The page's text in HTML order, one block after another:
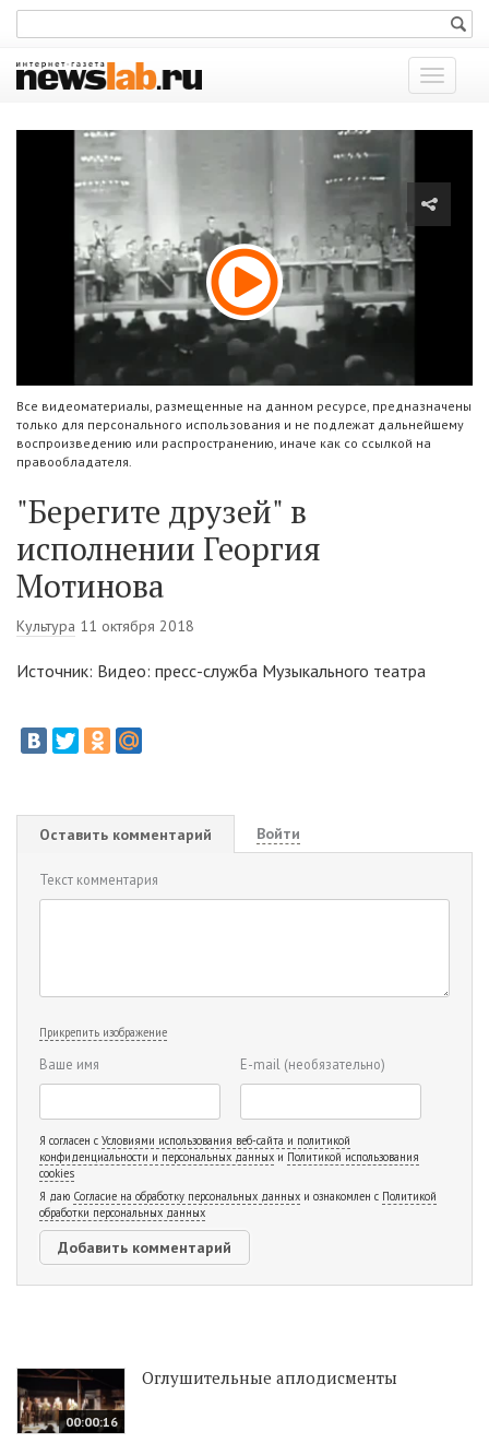
Показать
меню
Все видеоматериалы, размещенные на данном ресурсе, предназначены
только для персонального использования и не подлежат дальнейшему
воспроизведению или распространению, иначе как со ссылкой на
правообладателя.
"Берегите друзей" в
исполнении Георгия
Мотинова
Культура 11 октября 2018
Источник: Видео: пресс-служба Музыкального театра
Оставить комментарий Войти
Текст комментария
Прикрепить изображение
Ваше имя E-mail (необязательно)
Я согласен с Условиями использования веб-сайта и политикой
конфиденциальности и персональных данных и Политикой использования
cookies
Я даю Согласие на обработку персональных данных и ознакомлен с Политикой
обработки персональных данных
00:00:16
Оглушительные аплодисменты